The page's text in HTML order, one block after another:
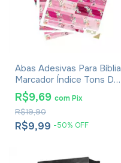
Abas Adesivas Para Bíblia
Marcador Índice Tons De
Rosa Pacote Com 3
R$9,99 -50% OFF
R$19,90
R$9,69 comPix